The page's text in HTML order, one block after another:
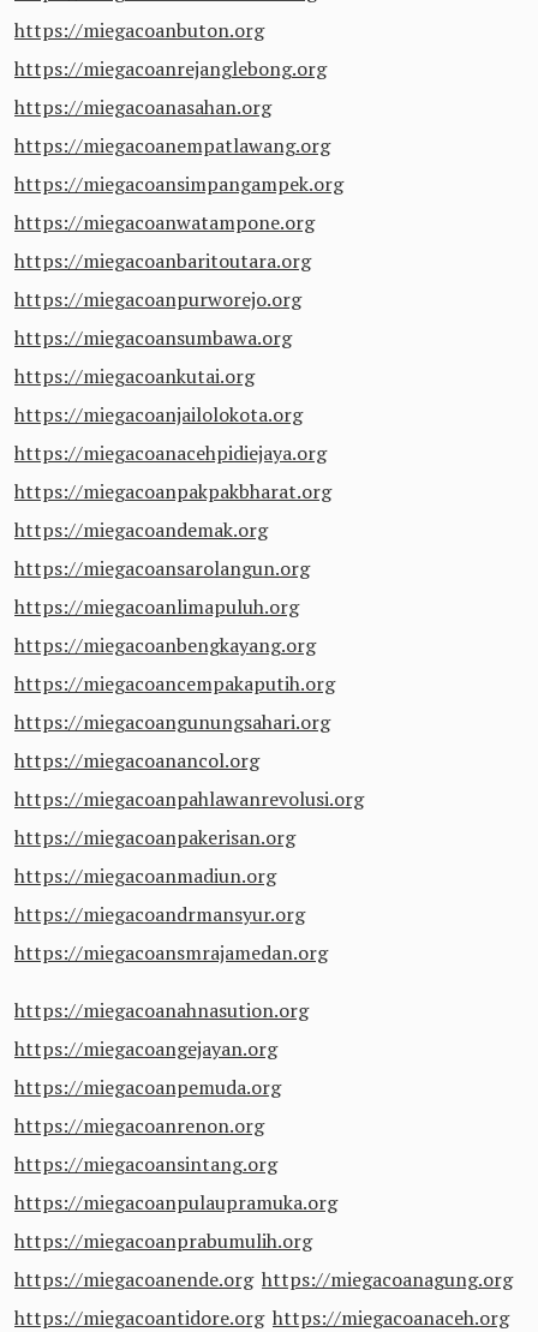
https://miegacoanbuton.org
https://miegacoanrejanglebong.org
https://miegacoanasahan.org
https://miegacoanempatlawang.org
https://miegacoansimpangampek.org
https://miegacoanwatampone.org
https://miegacoanbaritoutara.org
https://miegacoanpurworejo.org
https://miegacoansumbawa.org
https://miegacoankutai.org
https://miegacoanjailolokota.org
https://miegacoanacehpidiejaya.org
https://miegacoanpakpakbharat.org
https://miegacoandemak.org
https://miegacoansarolangun.org
https://miegacoanlimapuluh.org
https://miegacoanbengkayang.org
https://miegacoancempakaputih.org
https://miegacoangunungsahari.org
https://miegacoanancol.org
https://miegacoanpahlawanrevolusi.org
https://miegacoanpakerisan.org
https://miegacoanmadiun.org
https://miegacoandrmansyur.org
https://miegacoansmrajamedan.org
https://miegacoanahnasution.org
https://miegacoangejayan.org
https://miegacoanpemuda.org
https://miegacoanrenon.org
https://miegacoansintang.org
https://miegacoanpulaupramuka.org
https://miegacoanprabumulih.org
https://miegacoanende.org https://miegacoanagung.org
https://miegacoantidore.org https://miegacoanaceh.org